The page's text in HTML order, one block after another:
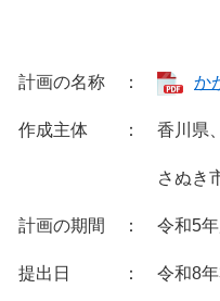
計画の名称 ： か
作成主体 ： 香川県、高
さぬき市、東か
計画の期間 ： 令和5年
提出日 ： 令和8年3